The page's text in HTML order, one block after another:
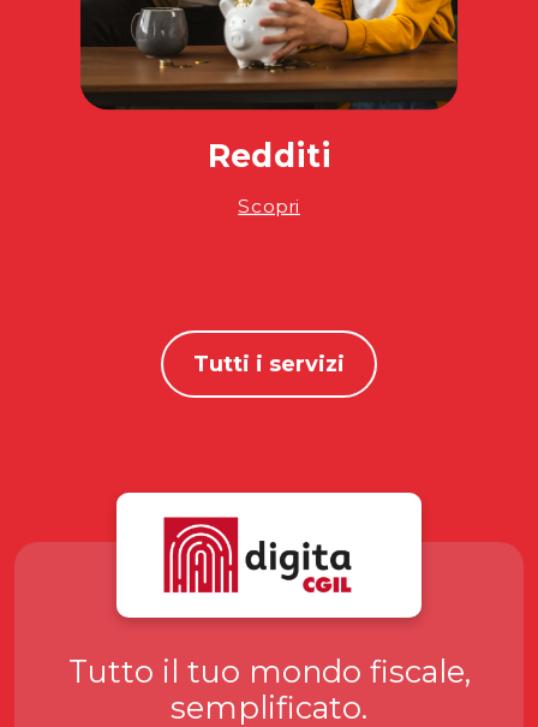
Redditi
Scopri
Tutti i servizi
Tutto il tuo mondo fiscale,
semplificato.